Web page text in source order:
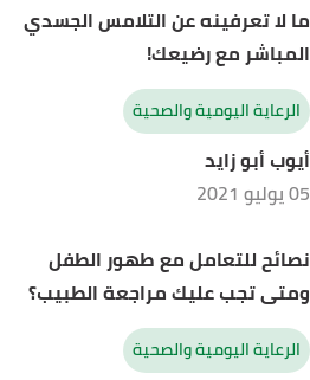
ما لا تعرفينه عن التلامس الجسدي
المباشر مع رضيعك!
الرعاية اليومية والصحية
أيوب أبو زايد
05 يوليو 2021
نصائح للتعامل مع طهور الطفل
ومتى تجب عليك مراجعة الطبيب؟
الرعاية اليومية والصحية